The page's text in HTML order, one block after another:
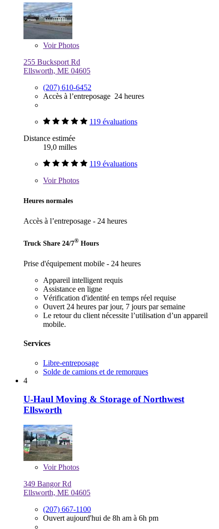
VoirPhotos
255 Bucksport Rd
Ellsworth, ME 04605
(207) 610-6452
Accès à l’entreposage 24 heures
119 évaluations
Distance estimée
19,0 milles
119 évaluations
VoirPhotos
Heures normales
Accès à l’entreposage - 24 heures
Truck Share 24/7® Hours
Prise d'équipement mobile - 24 heures
Appareil intelligent requis
Assistance en ligne
Vérification d'identité en temps réel requise
Ouvert 24 heures par jour, 7 jours par semaine
Le retour du client nécessite l’utilisation d’un appareil
mobile.
Services
Libre-entreposage
Solde de camions et de remorques
4
U-Haul Moving & Storage of Northwest
Ellsworth
VoirPhotos
349 Bangor Rd
Ellsworth, ME 04605
(207) 667-1100
Ouvert aujourd'hui de 8h am à 6h pm